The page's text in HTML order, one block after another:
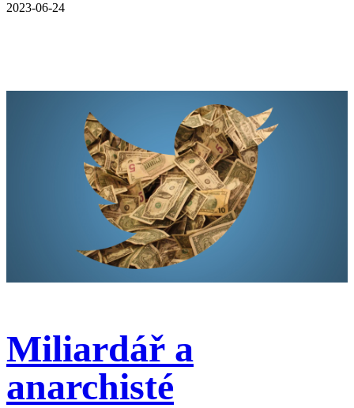
2023-06-24
Miliardář a
anarchisté